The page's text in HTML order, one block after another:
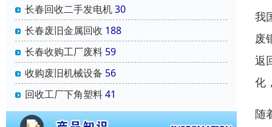
长春回收二手发电机30
长春废旧金属回收 188
长春收购工厂废料 59
收购废旧机械设备 56
回收工厂下角塑料41
我
废
返
化
随